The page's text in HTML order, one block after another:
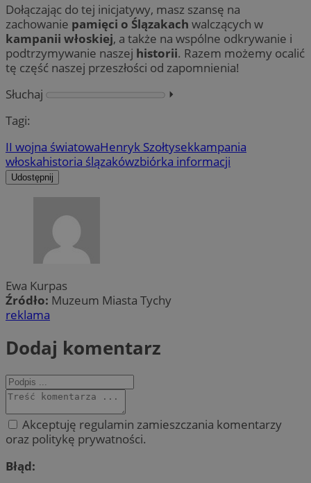
Dołączając do tej inicjatywy, masz szansę na
zachowanie pamięci o Ślązakach walczących w
kampanii włoskiej, a także na wspólne odkrywanie i
podtrzymywanie naszej historii. Razem możemy ocalić
tę część naszej przeszłości od zapomnienia!
Słuchaj
⏵︎
Tagi:
II wojna światowaHenryk Szołtysekkampania
włoskahistoria ślązakówzbiórka informacji
Udostępnij
Ewa Kurpas
Źródło: Muzeum Miasta Tychy
reklama
Dodaj komentarz
Akceptuję regulamin zamieszczania komentarzy
oraz politykę prywatności.
Błąd: